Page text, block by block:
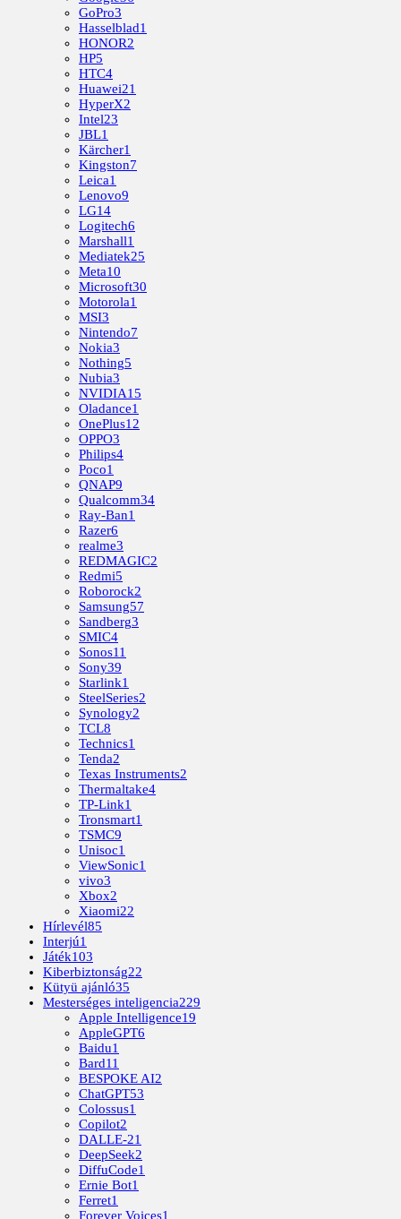
GoPro3
Hasselblad1
HONOR2
HP5
HTC4
Huawei21
HyperX2
Intel23
JBL1
Kärcher1
Kingston7
Leica1
Lenovo9
LG14
Logitech6
Marshall1
Mediatek25
Meta10
Microsoft30
Motorola1
MSI3
Nintendo7
Nokia3
Nothing5
Nubia3
NVIDIA15
Oladance1
OnePlus12
OPPO3
Philips4
Poco1
QNAP9
Qualcomm34
Ray-Ban1
Razer6
realme3
REDMAGIC2
Redmi5
Roborock2
Samsung57
Sandberg3
SMIC4
Sonos11
Sony39
Starlink1
SteelSeries2
Synology2
TCL8
Technics1
Tenda2
Texas Instruments2
Thermaltake4
TP-Link1
Tronsmart1
TSMC9
Unisoc1
ViewSonic1
vivo3
Xbox2
Xiaomi22
Hírlevél85
Interjú1
Játék103
Kiberbiztonság22
Kütyü ajánló35
Mesterséges inteligencia229
Apple Intelligence19
AppleGPT6
Baidu1
Bard11
BESPOKE AI2
ChatGPT53
Colossus1
Copilot2
DALLE-21
DeepSeek2
DiffuCode1
Ernie Bot1
Ferret1
Forever Voices1